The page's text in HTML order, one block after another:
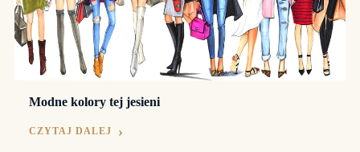
Modne kolory tej jesieni
CZYTAJ DALEJ